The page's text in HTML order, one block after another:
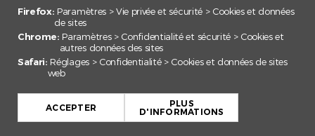
+
Firefox: Paramètres > Vie privée et sécurité > Cookies et données
de sites
Chrome: Paramètres > Confidentialité et sécurité > Cookies et
autres données des sites
Safari: Réglages > Confidentialité > Cookies et données de sites
web
ACCEPTER PLUS
D'INFORMATIONS